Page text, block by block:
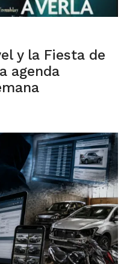
y la Fiesta de
agenda